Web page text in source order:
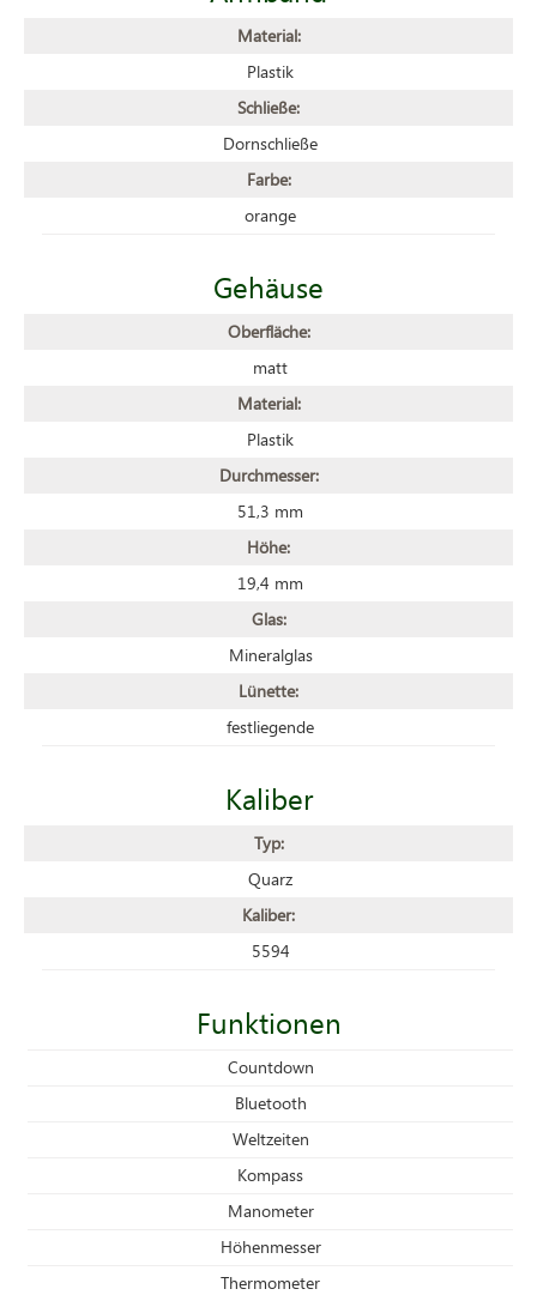
Material:
Plastik
Schließe:
Dornschließe
Farbe:
orange
Gehäuse
Oberfläche:
matt
Material:
Plastik
Durchmesser:
51,3 mm
Höhe:
19,4 mm
Glas:
Mineralglas
Lünette:
festliegende
Kaliber
Typ:
Quarz
Kaliber:
5594
Funktionen
Countdown
Bluetooth
Weltzeiten
Kompass
Manometer
Höhenmesser
Thermometer